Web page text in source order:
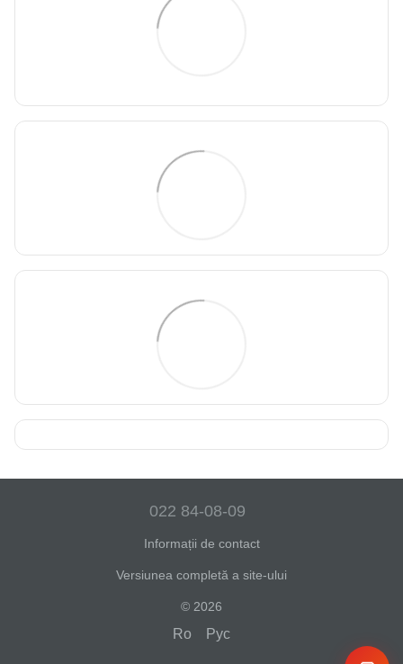
022 84-08-09
Informații de contact
Versiunea completă a site-ului
© 2026
Ro Рус